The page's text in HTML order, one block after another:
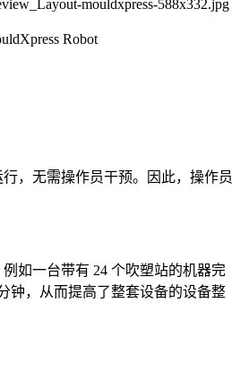
Robot
，无需操作员干预。因此，操作员
如一台带有 24 个吹塑站的机器完
钟，从而提高了整套设备的设备整